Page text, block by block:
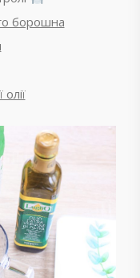
борошна